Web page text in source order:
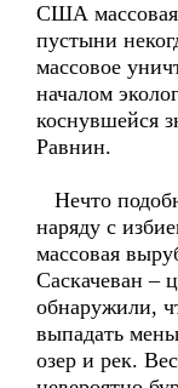
США массовая
пустыни
массовое
началом
коснувшейся
Равнин.
Нечто
наряду с
массовая
Саскачеван –
обнаружили,
выпадать
озер и рек.